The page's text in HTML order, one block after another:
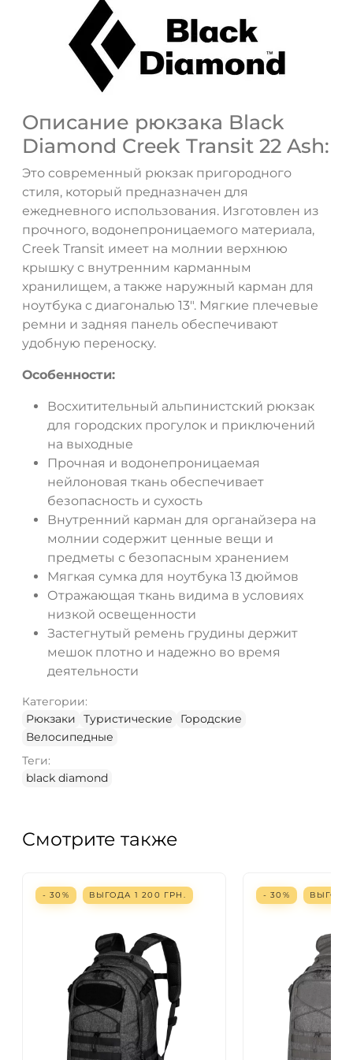
Описание рюкзака Black
Diamond Creek Transit 22 Ash:
Это современный рюкзак пригородного
стиля, который предназначен для
ежедневного использования. Изготовлен из
прочного, водонепроницаемого материала,
Creek Transit имеет на молнии верхнюю
крышку с внутренним карманным
хранилищем, а также наружный карман для
ноутбука с диагональю 13". Мягкие плечевые
ремни и задняя панель обеспечивают
удобную переноску.
Особенности:
Восхитительный альпинистский рюкзак
для городских прогулок и приключений
на выходные
Прочная и водонепроницаемая
нейлоновая ткань обеспечивает
безопасность и сухость
Внутренний карман для органайзера на
молнии содержит ценные вещи и
предметы с безопасным хранением
Мягкая сумка для ноутбука 13 дюймов
Отражающая ткань видима в условиях
низкой освещенности
Застегнутый ремень грудины держит
мешок плотно и надежно во время
деятельности
Категории:
Рюкзаки
Туристические
Городские
Велосипедные
Теги:
black diamond
Смотрите также
- 30% ВЫГОДА 1 200 ГРН. - 30%
ДА НЕТ